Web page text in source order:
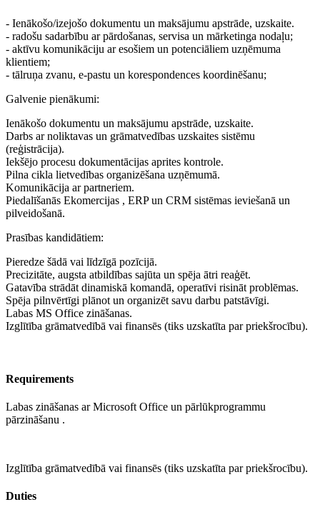
- Ienākošo/izejošo dokumentu un maksājumu apstrāde, uzskaite.
- radošu sadarbību ar pārdošanas, servisa un mārketinga nodaļu;
- aktīvu komunikāciju ar esošiem un potenciāliem uzņēmuma
klientiem;
- tālruņa zvanu, e-pastu un korespondences koordinēšanu;
Galvenie pienākumi:
Ienākošo dokumentu un maksājumu apstrāde, uzskaite.
Darbs ar noliktavas un grāmatvedības uzskaites sistēmu
(reģistrācija).
Iekšējo procesu dokumentācijas aprites kontrole.
Pilna cikla lietvedības organizēšana uzņēmumā.
Komunikācija ar partneriem.
Piedalīšanās Ekomercijas , ERP un CRM sistēmas ieviešanā un
pilveidošanā.
Prasības kandidātiem:
Pieredze šādā vai līdzīgā pozīcijā.
Precizitāte, augsta atbildības sajūta un spēja ātri reaģēt.
Gatavība strādāt dinamiskā komandā, operatīvi risināt problēmas.
Spēja pilnvērtīgi plānot un organizēt savu darbu patstāvīgi.
Labas MS Office zināšanas.
Izglītība grāmatvedībā vai finansēs (tiks uzskatīta par priekšrocību).
Requirements
Labas zināšanas ar Microsoft Office un pārlūkprogrammu
pārzināšanu .
Izglītība grāmatvedībā vai finansēs (tiks uzskatīta par priekšrocību).
Duties